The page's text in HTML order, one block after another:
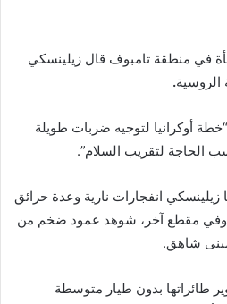
في منطقة تامبوف قال زيلينسكي
الروسية.
أوكرانيا لتوجيه ضربات طويلة
الحاجة لتقريب السلام”.
انفجارات نارية وعدة حرائق
وفي مقطع آخر، شوهد عمود ضخم من
شاهق.
طائراتها بدون طيار متوسطة